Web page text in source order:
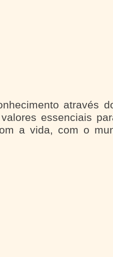
através
essenciais
a vida, com o